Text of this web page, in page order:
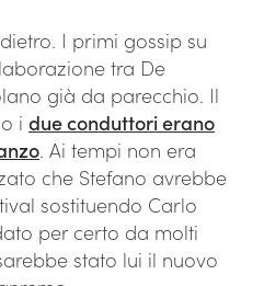
I primi gossip su
tra De
già da parecchio. Il
i due conduttori erano
. Ai tempi non era
che Stefano avrebbe
sostituendo Carlo
per certo da molti
stato lui il nuovo